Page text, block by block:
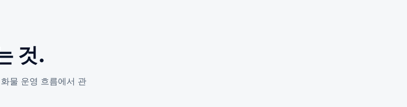
것.
물 운영 흐름에서 관